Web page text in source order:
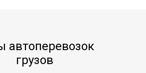
автоперевозок
грузов